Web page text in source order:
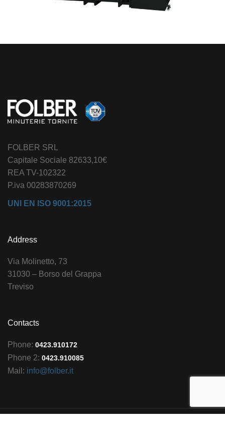
FOLBER SRL
Capitale Sociale 82633,10€
REA TV-102322
P.iva 00283870269
UNI EN ISO 9001:2015
Address
Via Molinetto, 73
31030 – Borso del Grappa
Treviso
Contacts
Phone: 0423.910172
Phone 2: 0423.910085
Mail: info@folber.it